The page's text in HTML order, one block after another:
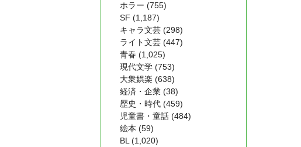
ホラー (755)
SF (1,187)
キャラ文芸 (298)
ライト文芸 (447)
青春 (1,025)
現代文学 (753)
大衆娯楽 (638)
経済・企業 (38)
歴史・時代 (459)
児童書・童話 (484)
絵本 (59)
BL (1,020)